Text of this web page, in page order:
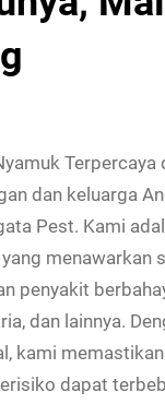
dan keluarga
Pest. Kami
menawarkan
penyakit
dan lainnya.
kami
dapat